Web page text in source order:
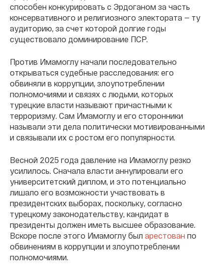
способен конкурировать с Эрдоганом за часть
консервативного и религиозного электората — ту
аудиторию, за счет которой долгие годы
существовало доминирование ПСР.
Против Имамоглу начали последовательно
открываться судебные расследования: его
обвиняли в коррупции, злоупотреблении
полномочиями и связях с людьми, которых
турецкие власти называют причастными к
терроризму. Сам Имамоглу и его сторонники
называли эти дела политически мотивированными
и связывали их с ростом его популярности.
Весной 2025 года давление на Имамоглу резко
усилилось. Сначала власти аннулировали его
университетский диплом, и это потенциально
лишало его возможности участвовать в
президентских выборах, поскольку, согласно
турецкому законодательству, кандидат в
президенты должен иметь высшее образование.
Вскоре после этого Имамоглу был арестован по
обвинениям в коррупции и злоупотреблении
полномочиями.